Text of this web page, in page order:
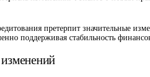
претерпит значительные
поддерживая стабильность